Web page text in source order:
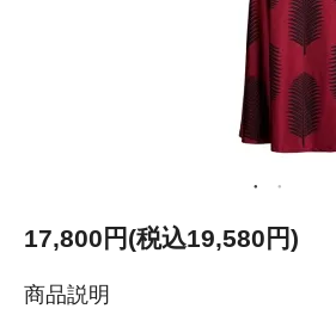
17,800円(税込19,580円)
商品説明